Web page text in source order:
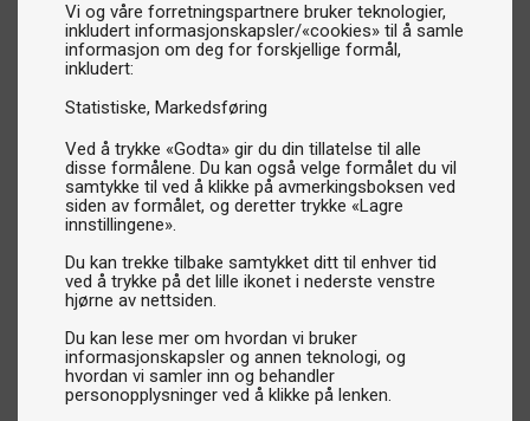
Vi og våre forretningspartnere bruker teknologier,
inkludert informasjonskapsler/«cookies» til å samle
informasjon om deg for forskjellige formål,
inkludert:
Statistiske Markedsføring
Ved å trykke «Godta» gir du din tillatelse til alle
disse formålene. Du kan også velge formålet du vil
samtykke til ved å klikke på avmerkingsboksen ved
siden av formålet, og deretter trykke «Lagre
innstillingene».
Du kan trekke tilbake samtykket ditt til enhver tid
ved å trykke på det lille ikonet i nederste venstre
hjørne av nettsiden.
Du kan lese mer om hvordan vi bruker
informasjonskapsler og annen teknologi, og
hvordan vi samler inn og behandler